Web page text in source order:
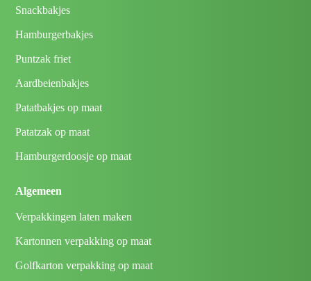
Snackbakjes
Hamburgerbakjes
Puntzak friet
Aardbeienbakjes
Patatbakjes op maat
Patatzak op maat
Hamburgerdoosje op maat
Algemeen
Verpakkingen laten maken
Kartonnen verpakking op maat
Golfkarton verpakking op maat